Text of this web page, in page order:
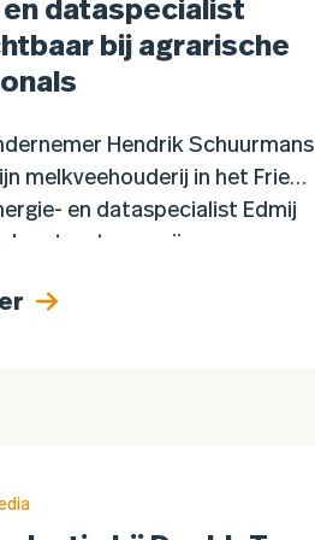
en dataspecialist
bij agrarische
Hendrik Schuurmans
melkveehouderij in het Friese
en dataspecialist Edmij
voor zijn
contract (CBC).